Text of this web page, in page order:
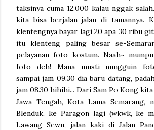
taksinya cuma 12.000 kalau nggak
kita bisa berjalan-jalan di tamannya.
klentengnya bayar lagi 20 apa 30 ribu
itu klenteng paling besar se-
pelayanan foto kostum. Naah~
foto deh! Mana musti nungguin
sampai jam 09.30 dia baru datang,
jam 08.30 hihihi... Dari Sam Po Kong
Jawa Tengah, Kota Lama Semarang,
Blenduk, ke Paragon lagi (wkwk, ke
Lawang Sewu, jalan kaki di Jalan